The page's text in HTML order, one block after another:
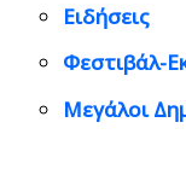
Ειδήσεις
Φεστιβάλ-
Μεγάλοι